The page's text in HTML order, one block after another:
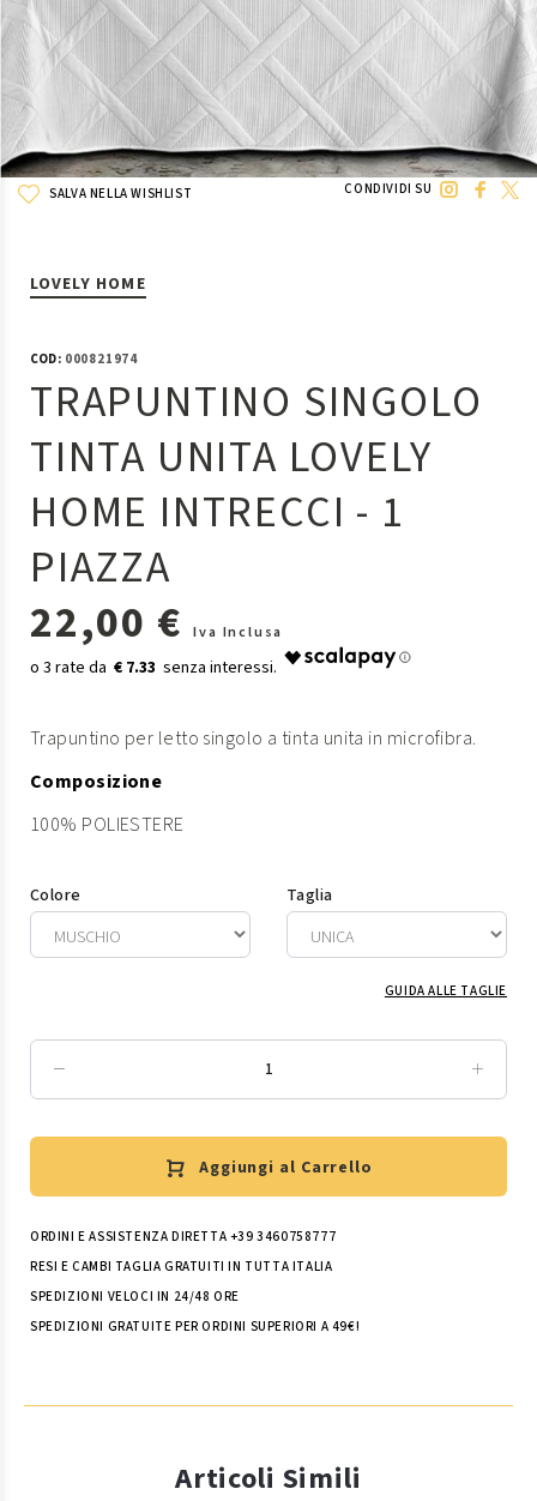
SALVA NELLA WISHLIST CONDIVIDI SU
LOVELY HOME
COD:000821974
TRAPUNTINO SINGOLO
TINTA UNITA LOVELY
HOME INTRECCI - 1
PIAZZA
22,00 €
Iva Inclusa
€ 7.33
Trapuntino per letto singolo a tinta unita in microfibra.
Composizione
100% POLIESTERE
Colore Taglia
GUIDA ALLE TAGLIE
Aggiungi al Carrello
ORDINI E ASSISTENZA DIRETTA +39 3460758777
RESI E CAMBI TAGLIA GRATUITI IN TUTTA ITALIA
SPEDIZIONI VELOCI IN 24/48 ORE
SPEDIZIONI GRATUITE PER ORDINI SUPERIORI A 49€!
Articoli Simili